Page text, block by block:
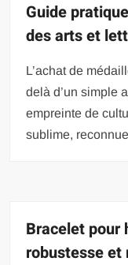
Guide
des arts et
L’achat de
delà d’un simple
empreinte de
sublime,
Bracelet pour
robustesse